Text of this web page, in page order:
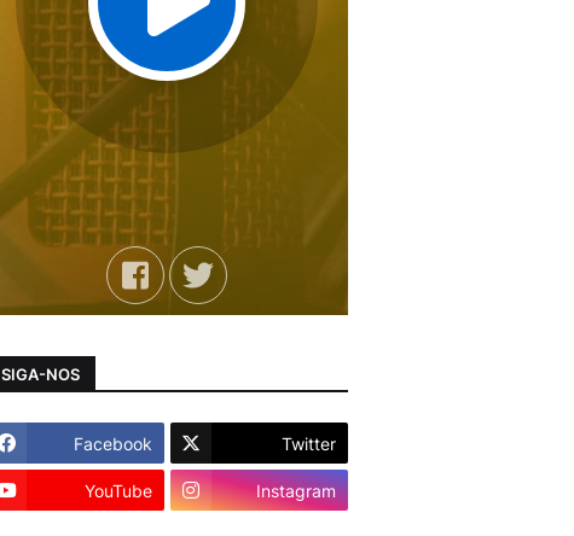
SIGA-NOS
Facebook Twitter
YouTube Instagram